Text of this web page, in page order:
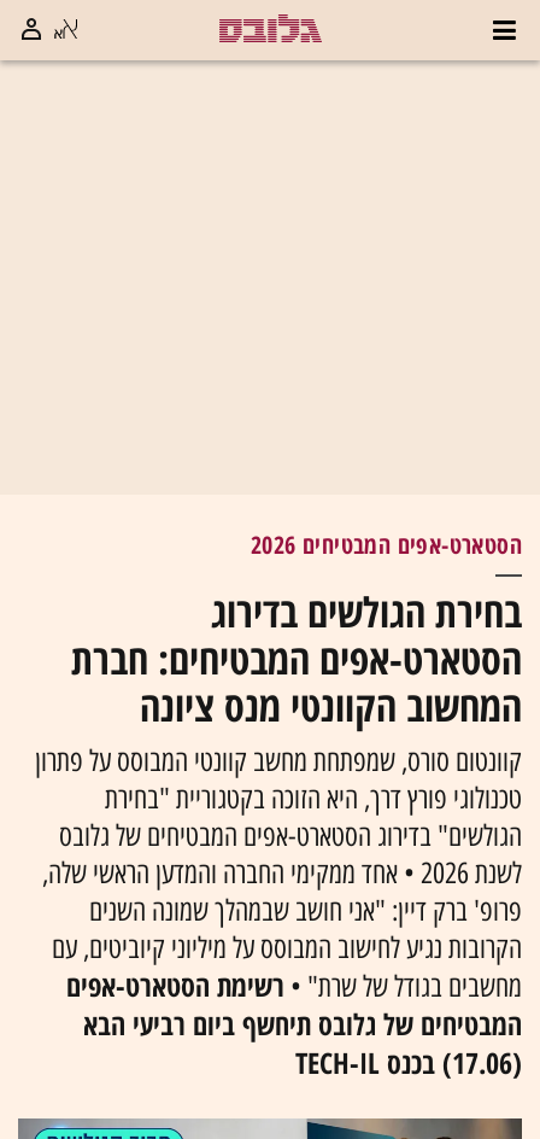
הסטארט-אפים המבטיחים 2026
בחירת הגולשים בדירוג
הסטארט-אפים המבטיחים: חברת
המחשוב הקוונטי מנס ציונה
קוונטום סורס, שמפתחת מחשב קוונטי המבוסס על פתרון
טכנולוגי פורץ דרך, היא הזוכה בקטגוריית "בחירת
הגולשים" בדירוג הסטארט-אפים המבטיחים של גלובס
לשנת 2026 • אחד ממקימי החברה והמדען הראשי שלה,
פרופ' ברק דיין: "אני חושב שבמהלך שמונה השנים
הקרובות נגיע לחישוב המבוסס על מיליוני קיוביטים, עם
מחשבים בגודל של שרת" • רשימת הסטארט-אפים
המבטיחים של גלובס תיחשף ביום רביעי הבא
(17.06) בכנס TECH-IL